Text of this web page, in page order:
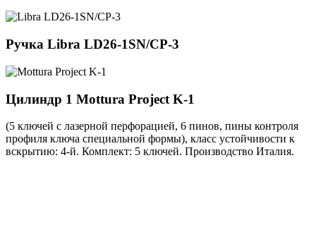
Ручка Libra LD26-1SN/CP-3
Цилиндр 1 Mottura Project K-1
(5 ключей с лазерной перфорацией, 6 пинов, пины контроля
профиля ключа специальной формы), класс устойчивости к
вскрытию: 4-й. Комплект: 5 ключей. Производство Италия.